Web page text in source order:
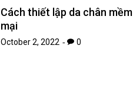
Cách thiết lập da chân mềm
mại
October 2, 2022 0